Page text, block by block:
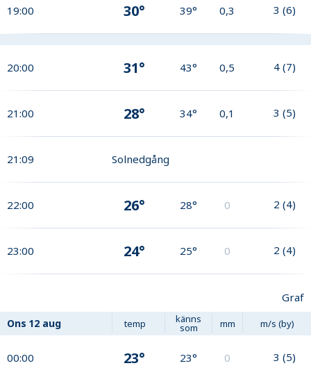
19:00 30° 39° 0,3 3 (6)
20:00 31° 43° 0,5 4 (7)
21:00 28° 34° 0,1 3 (5)
21:09 Solnedgång
22:00 26° 28° 0 2 (4)
23:00 24° 25° 0 2 (4)
Graf
Ons 12 aug temp känns
som mm m/s (by)
00:00 23° 23° 0 3 (5)